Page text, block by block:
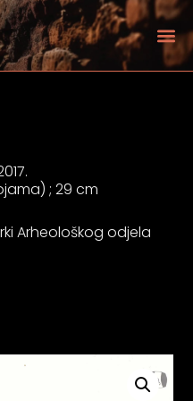
; 29 cm
Arheološkog odjela